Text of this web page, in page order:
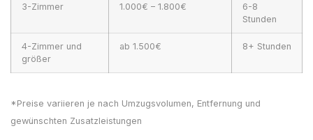
3-Zimmer 1.000€ – 1.800€
6-8
Stunden
4-Zimmer und
größer
ab 1.500€ 8+ Stunden
*Preise variieren je nach Umzugsvolumen, Entfernung und
gewünschten Zusatzleistungen